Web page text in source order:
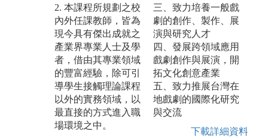
2. 本課程所規劃之校
內外任課教師，皆為
現今具有傑出成就之
產業界專業人士及學
者，借由其專業領域
的豐富經驗，除可引
導學生接觸理論課程
以外的實務領域，以
最直接的方式進入職
場環境之中。
三、致力培養一般戲
劇的創作、製作、展
演與研究人才
四、發展跨領域應用
戲劇創作與展演，開
拓文化創意產業
五、致力推展台灣在
地戲劇的國際化研究
與交流
下載詳細資料